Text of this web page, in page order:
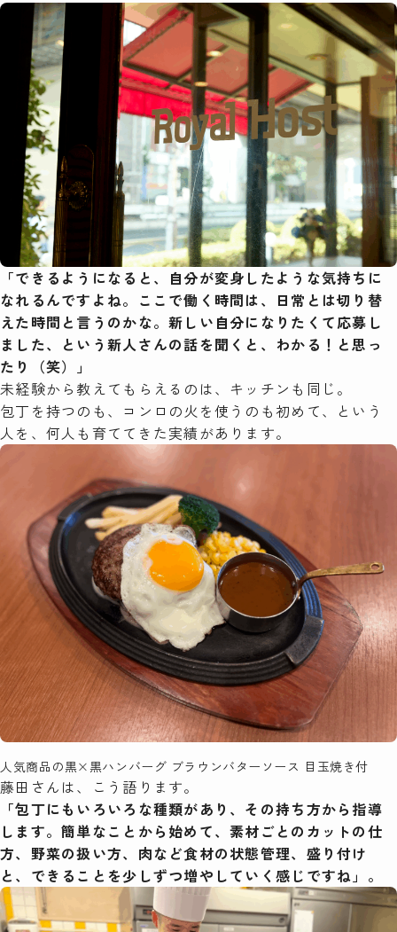
「できるようになると、自分が変身したような気持ちに
なれるんですよね。ここで働く時間は、日常とは切り替
えた時間と言うのかな。新しい自分になりたくて応募し
ました、という新人さんの話を聞くと、わかる！と思っ
たり（笑）」
未経験から教えてもらえるのは、キッチンも同じ。
包丁を持つのも、コンロの火を使うのも初めて、という
人を、何人も育ててきた実績があります。
人気商品の黒×黒ハンバーグ ブラウンバターソース 目玉焼き付
藤田さんは、こう語ります。
「包丁にもいろいろな種類があり、その持ち方から指導
します。簡単なことから始めて、素材ごとのカットの仕
方、野菜の扱い方、肉など食材の状態管理、盛り付け
と、できることを少しずつ増やしていく感じですね」。